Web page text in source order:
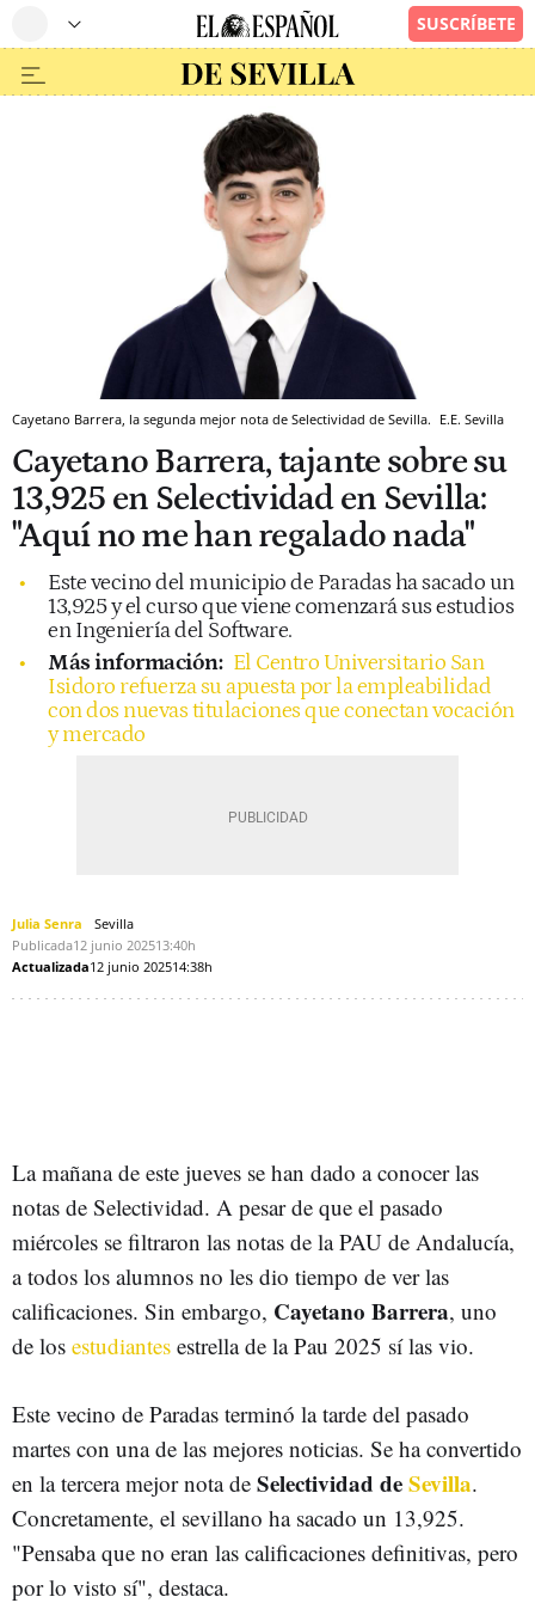
Cayetano Barrera, la segunda mejor nota de Selectividad de Sevilla. E.E. Sevilla
Cayetano Barrera, tajante sobre su
13,925 en Selectividad en Sevilla:
"Aquí no me han regalado nada"
Este vecino del municipio de Paradas ha sacado un
13,925 y el curso que viene comenzará sus estudios
en Ingeniería del Software.
Más información: El Centro Universitario San
Isidoro refuerza su apuesta por la empleabilidad
con dos nuevas titulaciones que conectan vocación
y mercado
Julia Senra
Sevilla
Publicada12 junio 202513:40h
Actualizada12 junio 202514:38h
La mañana de este jueves se han dado a conocer las
notas de Selectividad. A pesar de que el pasado
miércoles se filtraron las notas de la PAU de Andalucía,
a todos los alumnos no les dio tiempo de ver las
calificaciones. Sin embargo, Cayetano Barrera, uno
de los estudiantes estrella de la Pau 2025 sí las vio.
Este vecino de Paradas terminó la tarde del pasado
martes con una de las mejores noticias. Se ha convertido
en la tercera mejor nota de Selectividad deSevilla.
Concretamente, el sevillano ha sacado un 13,925.
"Pensaba que no eran las calificaciones definitivas, pero
por lo visto sí", destaca.